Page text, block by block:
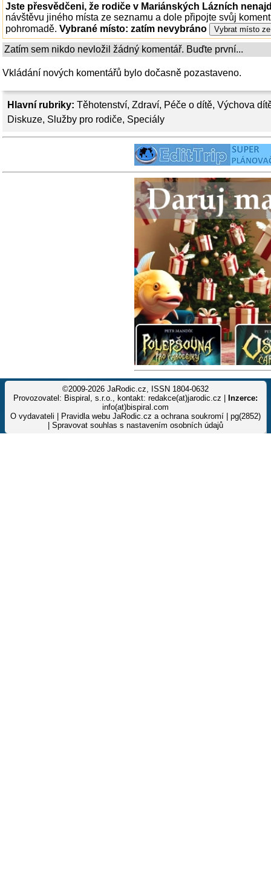
Hlavní rubriky: Těhotenství, Zdraví, Péče o dítě, Výchova
Diskuze, Služby pro rodiče, Speciály
Jste přesvědčeni, že rodiče v Mariánských Lázních
návštěvu jiného místa ze seznamu a dole připojte svůj
pohromadě. Vybrané místo: zatím nevybráno
Zatím sem nikdo nevložil žádný komentář. Buďte první...
Vkládání nových komentářů bylo dočasně pozastaveno.
©2009-2026 JaRodic.cz, ISSN 1804-0632
Provozovatel: Bispiral, s.r.o., kontakt: redakce(at)jarodic.cz |
Inzerce:
info(at)bispiral.com
O vydavateli
Pravidla webu JaRodic.cz a ochrana soukromí | pg(2852)
Spravovat souhlas s nastavením osobních údajů